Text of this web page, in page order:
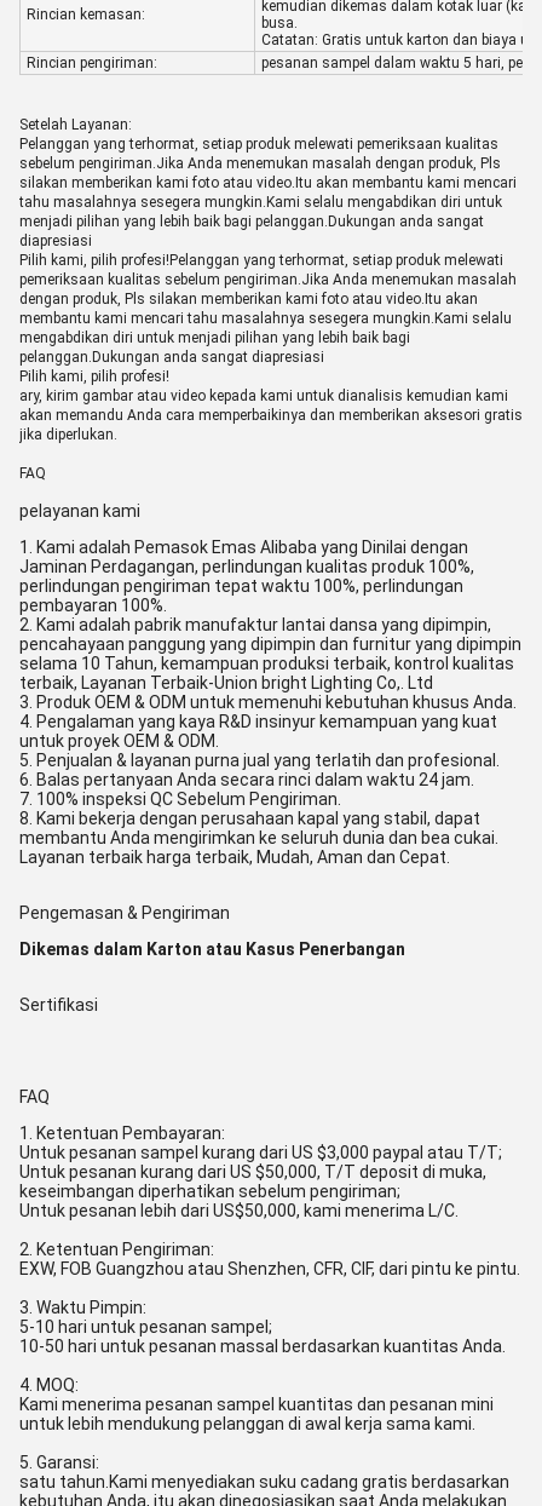
Rincian kemasan:
kemudian dikemas dalam kotak luar
busa.
Catatan: Gratis untuk karton dan biaya
Rincian pengiriman:
pesanan sampel dalam waktu 5 hari,
Setelah Layanan:
Pelanggan yang terhormat, setiap produk melewati pemeriksaan kualitas
sebelum pengiriman.Jika Anda menemukan masalah dengan produk, Pls
silakan memberikan kami foto atau video.Itu akan membantu kami mencari
tahu masalahnya sesegera mungkin.Kami selalu mengabdikan diri untuk
menjadi pilihan yang lebih baik bagi pelanggan.Dukungan anda sangat
diapresiasi
Pilih kami, pilih profesi!Pelanggan yang terhormat, setiap produk melewati
pemeriksaan kualitas sebelum pengiriman.Jika Anda menemukan masalah
dengan produk, Pls silakan memberikan kami foto atau video.Itu akan
membantu kami mencari tahu masalahnya sesegera mungkin.Kami selalu
mengabdikan diri untuk menjadi pilihan yang lebih baik bagi
pelanggan.Dukungan anda sangat diapresiasi
Pilih kami, pilih profesi!
ary, kirim gambar atau video kepada kami untuk dianalisis kemudian kami
akan memandu Anda cara memperbaikinya dan memberikan aksesori gratis
jika diperlukan.
FAQ
pelayanan kami
1. Kami adalah Pemasok Emas Alibaba yang Dinilai dengan
Jaminan Perdagangan, perlindungan kualitas produk 100%,
perlindungan pengiriman tepat waktu 100%, perlindungan
pembayaran 100%.
2. Kami adalah pabrik manufaktur lantai dansa yang dipimpin,
pencahayaan panggung yang dipimpin dan furnitur yang dipimpin
selama 10 Tahun, kemampuan produksi terbaik, kontrol kualitas
terbaik, Layanan Terbaik-Union bright Lighting Co,. Ltd
3. Produk OEM & ODM untuk memenuhi kebutuhan khusus Anda.
4. Pengalaman yang kaya R&D insinyur kemampuan yang kuat
untuk proyek OEM & ODM.
5. Penjualan & layanan purna jual yang terlatih dan profesional.
6. Balas pertanyaan Anda secara rinci dalam waktu 24 jam.
7. 100% inspeksi QC Sebelum Pengiriman.
8. Kami bekerja dengan perusahaan kapal yang stabil, dapat
membantu Anda mengirimkan ke seluruh dunia dan bea cukai.
Layanan terbaik harga terbaik, Mudah, Aman dan Cepat.
Pengemasan & Pengiriman
Dikemas dalam Karton atau Kasus Penerbangan
Sertifikasi
FAQ
1. Ketentuan Pembayaran:
Untuk pesanan sampel kurang dari US $3,000 paypal atau T/T;
Untuk pesanan kurang dari US $50,000, T/T deposit di muka,
keseimbangan diperhatikan sebelum pengiriman;
Untuk pesanan lebih dari US$50,000, kami menerima L/C.
2. Ketentuan Pengiriman:
EXW, FOB Guangzhou atau Shenzhen, CFR, CIF, dari pintu ke pintu.
3. Waktu Pimpin:
5-10 hari untuk pesanan sampel;
10-50 hari untuk pesanan massal berdasarkan kuantitas Anda.
4. MOQ:
Kami menerima pesanan sampel kuantitas dan pesanan mini
untuk lebih mendukung pelanggan di awal kerja sama kami.
5. Garansi:
satu tahun.Kami menyediakan suku cadang gratis berdasarkan
kebutuhan Anda, itu akan dinegosiasikan saat Anda melakukan